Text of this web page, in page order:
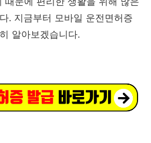
. 지금부터 모바일 운전면허증
알아보겠습니다.